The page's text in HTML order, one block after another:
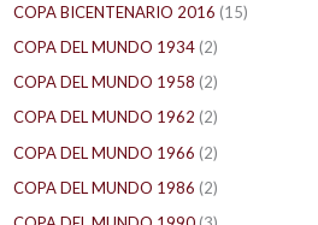
COPA BICENTENARIO 2016 (15)
COPA DEL MUNDO 1934 (2)
COPA DEL MUNDO 1958 (2)
COPA DEL MUNDO 1962 (2)
COPA DEL MUNDO 1966 (2)
COPA DEL MUNDO 1986 (2)